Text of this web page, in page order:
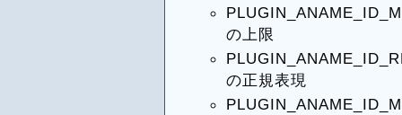
の上限
の正規表現